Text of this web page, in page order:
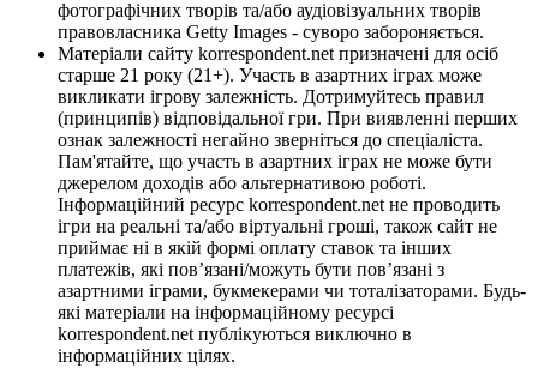
фотографічних творів та/або аудіовізуальних творів
правовласника Getty Images - суворо забороняється.
Матеріали сайту korrespondent.net призначені для осіб
старше 21 року (21+). Участь в азартних іграх може
викликати ігрову залежність. Дотримуйтесь правил
(принципів) відповідальної гри. При виявленні перших
ознак залежності негайно зверніться до спеціаліста.
Пам'ятайте, що участь в азартних іграх не може бути
джерелом доходів або альтернативою роботі.
Інформаційний ресурс korrespondent.net не проводить
ігри на реальні та/або віртуальні гроші, також сайт не
приймає ні в якій формі оплату ставок та інших
платежів, які пов’язані/можуть бути пов’язані з
азартними іграми, букмекерами чи тоталізаторами. Будь-
які матеріали на інформаційному ресурсі
korrespondent.net публікуються виключно в
інформаційних цілях.